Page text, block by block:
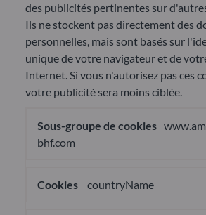
des publicités pertinentes sur
Ils ne stockent pas directement des
personnelles, mais sont basés sur
unique de votre navigateur et de
Internet. Si vous n'autorisez pas ces
votre publicité sera moins ciblée.
pour
unebhf.com
countryName